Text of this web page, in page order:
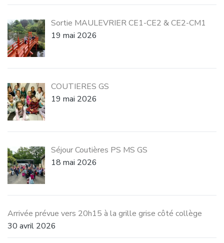
Sortie MAULEVRIER CE1-CE2 & CE2-CM1
19 mai 2026
COUTIERES GS
19 mai 2026
Séjour Coutières PS MS GS
18 mai 2026
Arrivée prévue vers 20h15 à la grille grise côté collège
30 avril 2026